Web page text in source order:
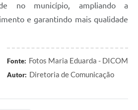
no município, ampliando a
e garantindo mais qualidade
Fonte: Fotos Maria Eduarda - DICOM
Autor: Diretoria de Comunicação